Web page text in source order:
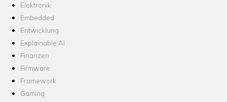
Elektronik
Embedded
Entwicklung
Explainable AI
Finanzen
Firmware
Framework
Gaming